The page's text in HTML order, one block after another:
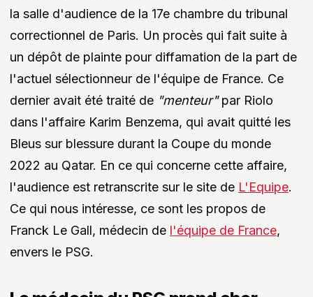
la salle d'audience de la 17e chambre du tribunal
correctionnel de Paris. Un procès qui fait suite à
un dépôt de plainte pour diffamation de la part de
l'actuel sélectionneur de l'équipe de France. Ce
dernier avait été traité de "menteur"par Riolo
dans l'affaire Karim Benzema, qui avait quitté les
Bleus sur blessure durant la Coupe du monde
2022 au Qatar. En ce qui concerne cette affaire,
l'audience est retranscrite sur le site de L'Equipe.
Ce qui nous intéresse, ce sont les propos de
Franck Le Gall, médecin de l'équipe de France,
envers le PSG.